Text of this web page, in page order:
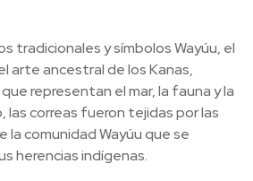
tradicionales y símbolos Wayúu, el
arte ancestral de los Kanas,
representan el mar, la fauna y la
correas fueron tejidas por las
la comunidad Wayúu que se
herencias indígenas.